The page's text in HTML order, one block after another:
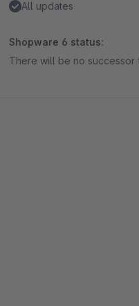
All updates
Shopware 6 status:
There will be no successor